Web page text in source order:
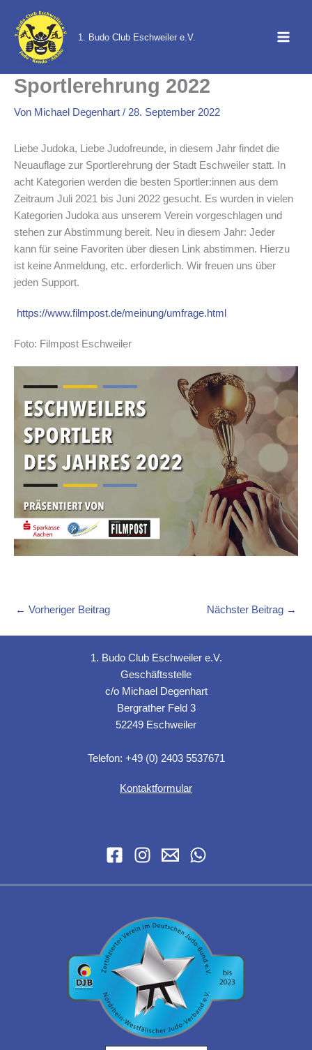
Inhalt
springen
1. Budo Club Eschweiler e.V.
Sportlerehrung 2022
Von Michael Degenhart / 28. September 2022
Liebe Judoka, Liebe Judofreunde, in diesem Jahr findet die
Neuauflage zur Sportlerehrung der Stadt Eschweiler statt. In
acht Kategorien werden die besten Sportler:innen aus dem
Zeitraum Juli 2021 bis Juni 2022 gesucht. Es wurden in vielen
Kategorien Judoka aus unserem Verein vorgeschlagen und
stehen zur Abstimmung bereit. Neu in diesem Jahr: Jeder
kann für seine Favoriten über diesen Link abstimmen. Hierzu
ist keine Anmeldung, etc. erforderlich. Wir freuen uns über
jeden Support.
https://www.filmpost.de/meinung/umfrage.html
Foto: Filmpost Eschweiler
← Vorheriger Beitrag Nächster Beitrag →
1. Budo Club Eschweiler e.V.
Geschäftsstelle
c/o Michael Degenhart
Bergrather Feld 3
52249 Eschweiler
Telefon: +49 (0) 2403 5537671
Kontaktformular